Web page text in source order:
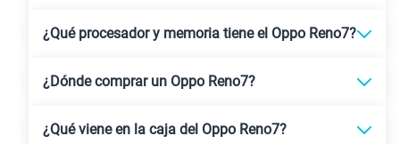
Disfruta de una gran conexión para tu
prepago.